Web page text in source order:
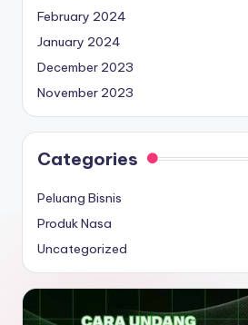
February 2024
January 2024
December 2023
November 2023
Categories
Peluang Bisnis
Produk Nasa
Uncategorized